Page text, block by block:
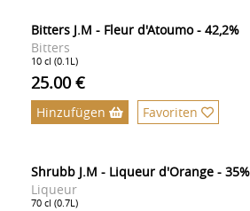
Bitters J.M - Fleur d'Atoumo - 42,2%
Bitters
10 cl (0.1L)
25.00 €
Hinzufügen Favoriten
Shrubb J.M - Liqueur d'Orange - 35%
Liqueur
70 cl (0.7L)